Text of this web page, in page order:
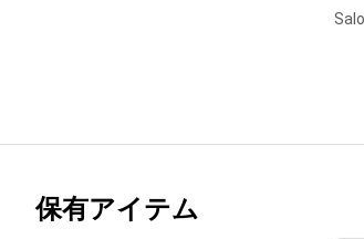
保有アイテム